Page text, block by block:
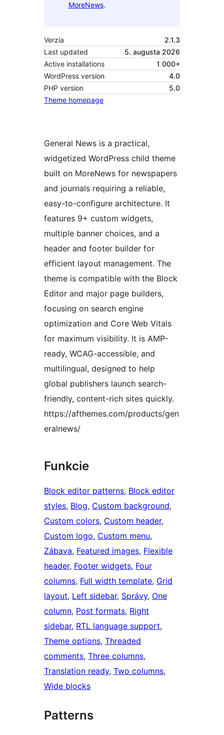
MoreNews.
Verzia
2.1.3
Last updated
5. augusta 2026
Active installations
1 000+
WordPress version
4.0
PHP version
5.0
Theme homepage
General News is a practical,
widgetized WordPress child theme
built on MoreNews for newspapers
and journals requiring a reliable,
easy-to-configure architecture. It
features 9+ custom widgets,
multiple banner choices, and a
header and footer builder for
efficient layout management. The
theme is compatible with the Block
Editor and major page builders,
focusing on search engine
optimization and Core Web Vitals
for maximum visibility. It is AMP-
ready, WCAG-accessible, and
multilingual, designed to help
global publishers launch search-
friendly, content-rich sites quickly.
https://afthemes.com/products/gen
eralnews/
Funkcie
Block editor patterns, Block editor
styles, Blog, Custom background
Custom colors, Custom header
Custom logo, Custom menu
Zábava, Featured images, Flexible
header, Footer widgets, Four
columns, Full width template, Grid
layout, Left sidebar, Správy, One
column, Post formats, Right
sidebar, RTL language support
Theme options, Threaded
comments, Three columns
Translation ready, Two columns
Wide blocks
Patterns